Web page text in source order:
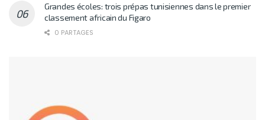
Grandes écoles: trois prépas tunisiennes dans le premier
classement africain du Figaro
0 PARTAGES